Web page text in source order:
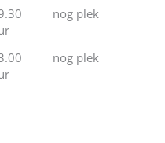
nog plek
nog plek